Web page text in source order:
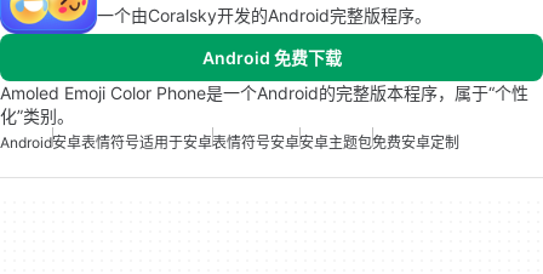
一个由Coralsky开发的Android完整版程序。
Android 免费下载
Amoled Emoji Color Phone是一个Android的完整版本程序，属于“个性
化”类别。
Android安卓表情符号适用于安卓表情符号安卓安卓主题包免费安卓定制